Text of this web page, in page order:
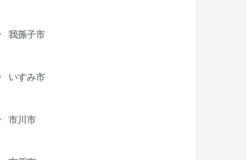
旭駅のベース教室
飯岡駅のベース教室
干潟駅のベース教室
我孫子市
我孫子駅のベース教室
新木駅のベース教室
いすみ市
大原駅のベース教室
上総東駅のベース教室
市川市